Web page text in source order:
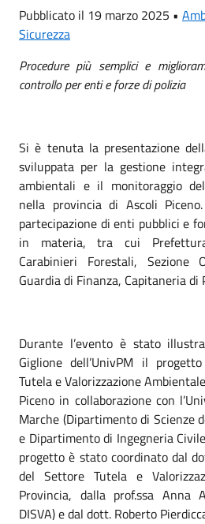
Pubblicato il 19 marzo 2025 •
Sicurezza
Procedure più semplici e
controllo per enti e forze di polizia
Si è tenuta la presentazione
sviluppata per la gestione
ambientali e il monitoraggio
nella provincia di Ascoli
partecipazione di enti pubblici e
in materia, tra cui
Carabinieri Forestali, Sezione
Guardia di Finanza, Capitaneria di
Durante l’evento è stato
Giglione dell’UnivPM il
Tutela e Valorizzazione
Piceno in collaborazione con
Marche (Dipartimento di Scienze
e Dipartimento di Ingegneria
progetto è stato coordinato dal
del Settore Tutela e
Provincia, dalla prof.ssa Anna
DISVA) e dal dott. Roberto